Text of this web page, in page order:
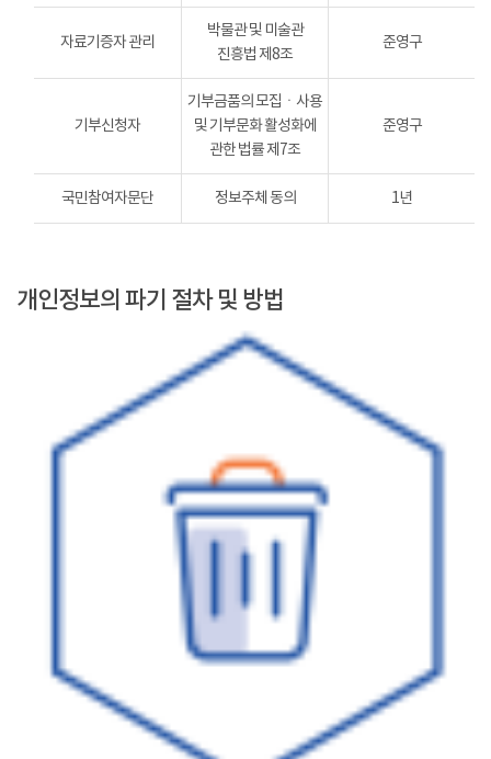
자료기증자 관리
박물관 및 미술관
진흥법 제8조
준영구
기부신청자
기부금품의 모집ㆍ사용
및 기부문화 활성화에
관한 법률 제7조
준영구
국민참여자문단 정보주체 동의 1년
개인정보의 파기 절차 및 방법